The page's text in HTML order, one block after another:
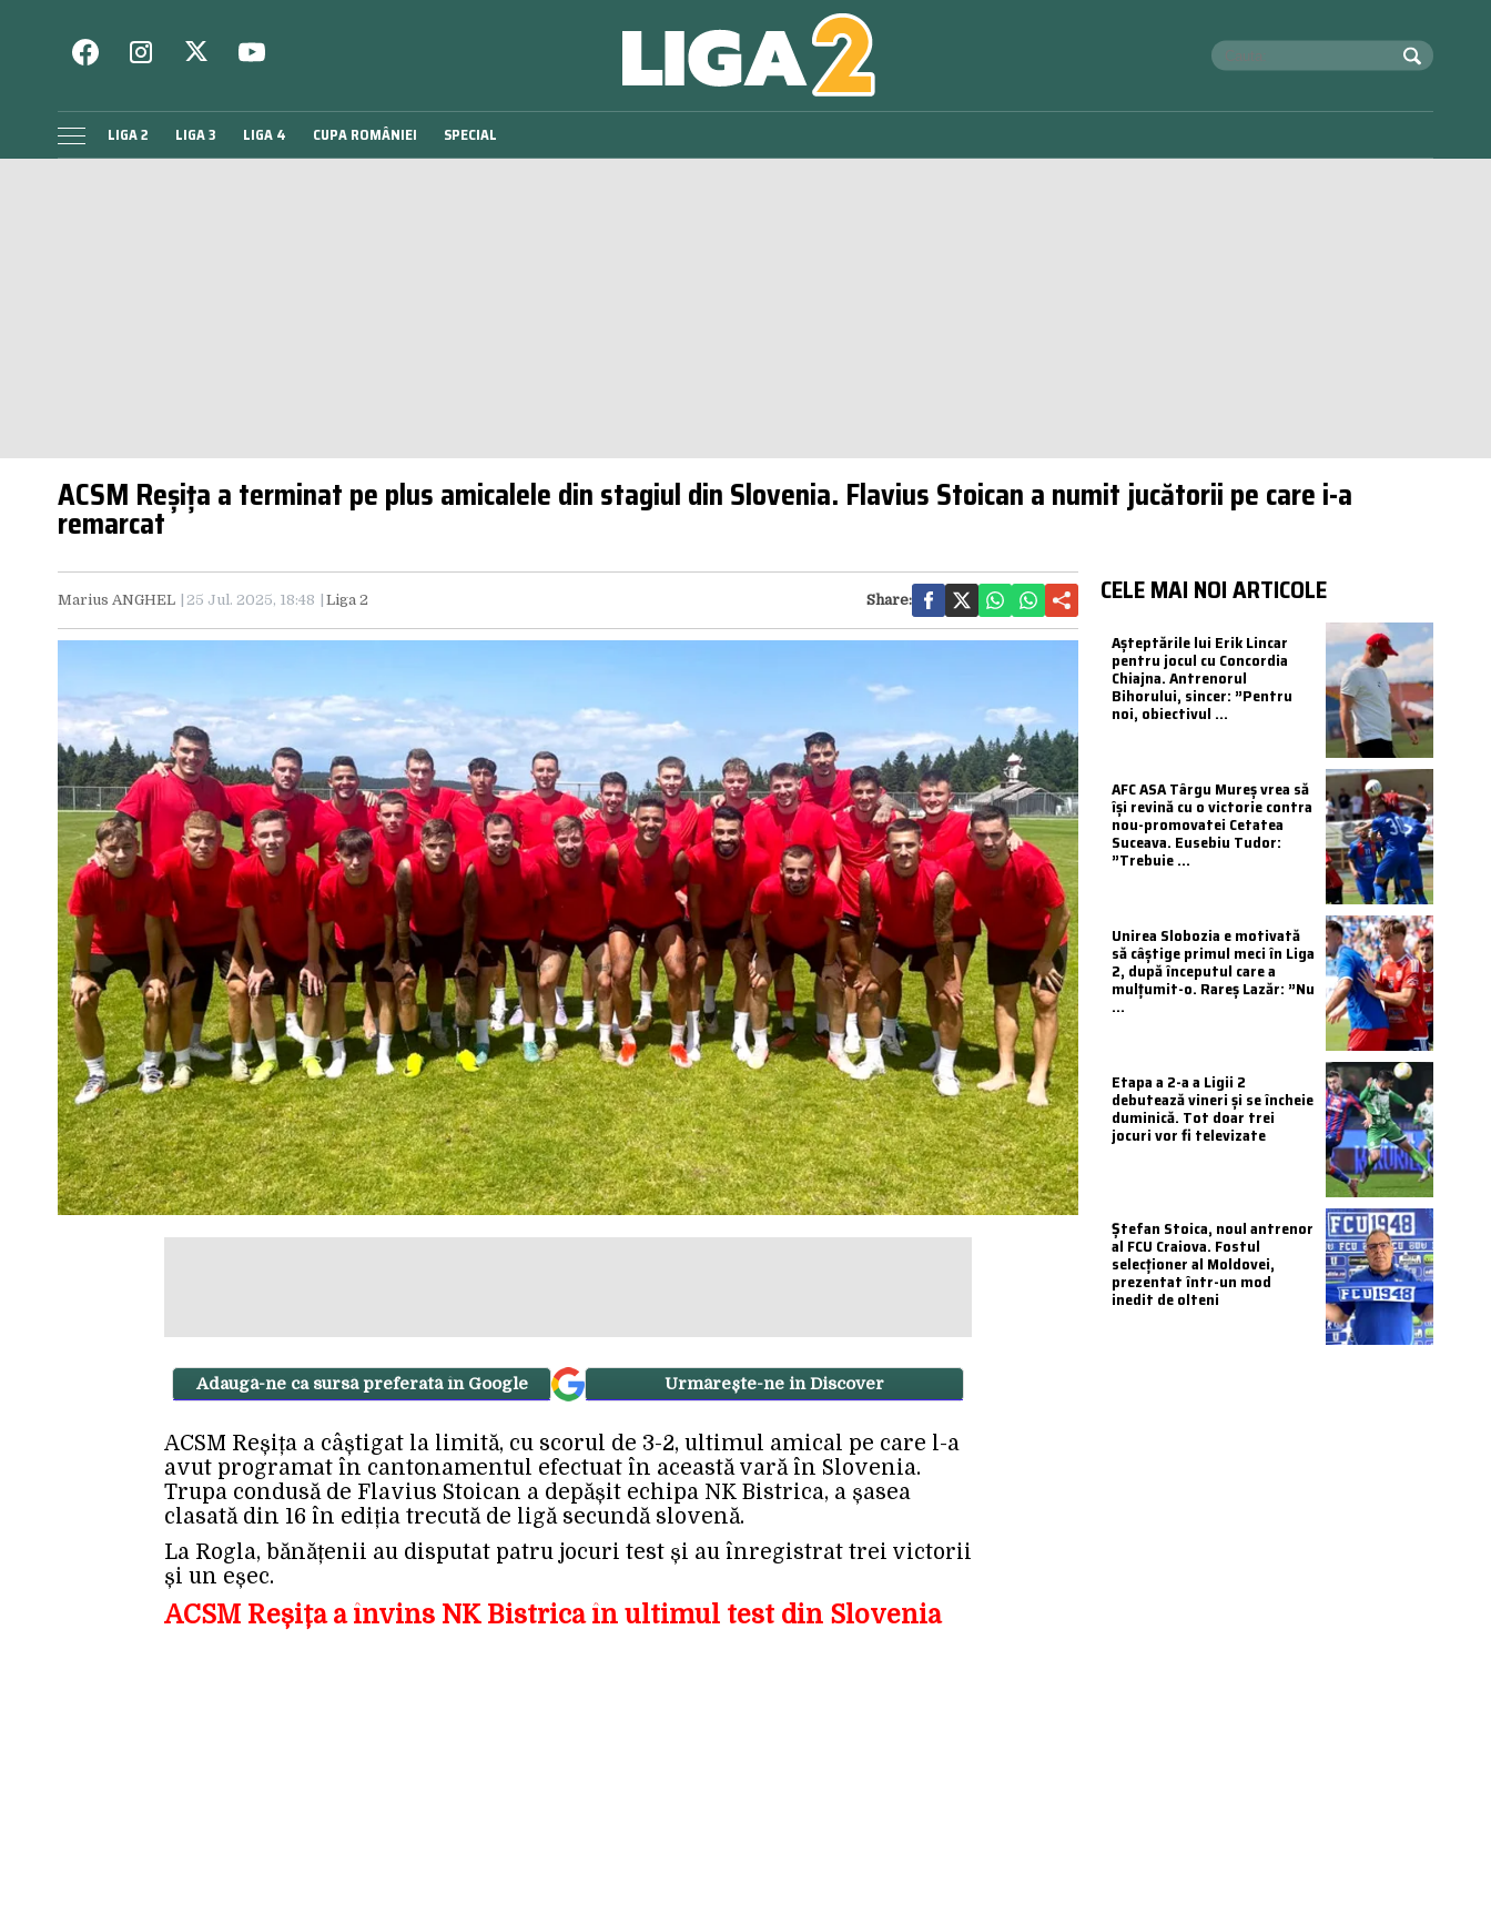
LIGA 2 LIGA 3 LIGA 4 CUPA ROMÂNIEI SPECIAL
ACSM Reșița a terminat pe plus amicalele din stagiul din Slovenia. Flavius Stoican a numit jucătorii pe care i-a
remarcat
Marius ANGHEL 25 Jul. 2025, 18:48 Liga 2 Share:
Adaugă-ne ca sursă preferată în Google Urmărește-ne in Discover
ACSM Reșița a câștigat la limită, cu scorul de 3-2, ultimul amical pe care l-a
avut programat în cantonamentul efectuat în această vară în Slovenia.
Trupa condusă de Flavius Stoican a depășit echipa NK Bistrica, a șasea
clasată din 16 în ediția trecută de ligă secundă slovenă.
La Rogla, bănățenii au disputat patru jocuri test și au înregistrat trei victorii
și un eșec.
ACSM Reșița a învins NK Bistrica în ultimul test din Slovenia
CELE MAI NOI ARTICOLE
Așteptările lui Erik Lincar
pentru jocul cu Concordia
Chiajna. Antrenorul
Bihorului, sincer: ”Pentru
noi, obiectivul ...
AFC ASA Târgu Mureș vrea să
își revină cu o victorie contra
nou-promovatei Cetatea
Suceava. Eusebiu Tudor:
”Trebuie ...
Unirea Slobozia e motivată
să câștige primul meci în Liga
2, după începutul care a
mulțumit-o. Rareș Lazăr: ”Nu
...
Etapa a 2-a a Ligii 2
debutează vineri și se încheie
duminică. Tot doar trei
jocuri vor fi televizate
Ștefan Stoica, noul antrenor
al FCU Craiova. Fostul
selecționer al Moldovei,
prezentat într-un mod
inedit de olteni